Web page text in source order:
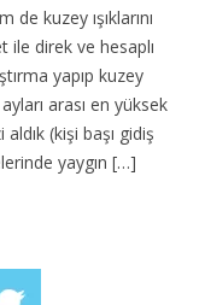
de kuzey ışıklarını
ile direk ve hesaplı
yapıp kuzey
arası en yüksek
(kişi başı gidiş
yaygın […]